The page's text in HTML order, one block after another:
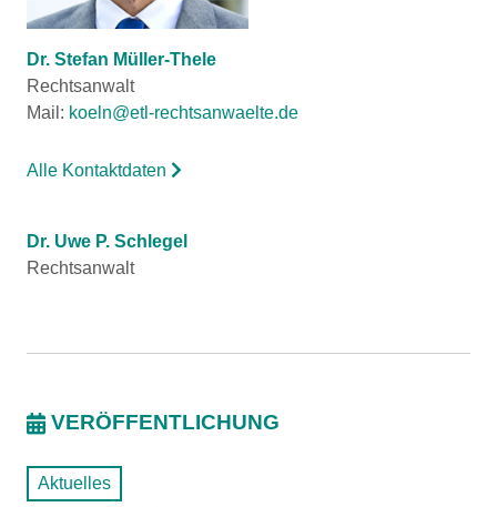
Dr. Stefan Müller-Thele
Rechtsanwalt
Mail: koeln@etl-rechtsanwaelte.de
Alle Kontaktdaten
Dr. Uwe P. Schlegel
Rechtsanwalt
VERÖFFENTLICHUNG
Aktuelles